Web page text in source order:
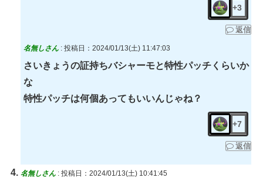
+3
返信
名無しさん : 投稿日：2024/01/13(土) 11:47:03
さいきょうの証持ちバシャーモと特性パッチくらいか
な
特性パッチは何個あってもいいんじゃね？
+7
返信
名無しさん : 投稿日：2024/01/13(土) 10:41:45